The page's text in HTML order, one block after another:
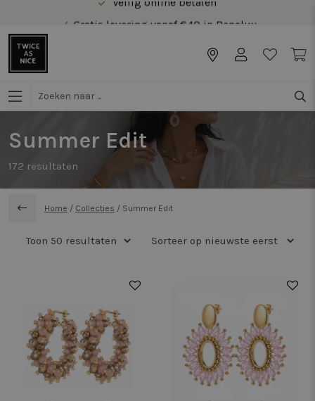
Gratis levering vanaf €40 in Benelux
Gratis levering vanaf €40 in Benelux
Summer Edit
172 resultaten
Home / Collecties / Summer Edit